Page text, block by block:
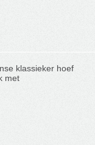
klassieker hoef
met